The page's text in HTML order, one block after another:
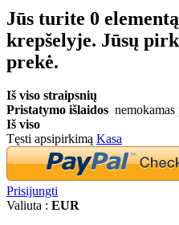
Jūs turite 0
krepšelyje. Jūsų
prekė.
Iš viso straipsnių
Pristatymo išlaidos nemokamas
Iš viso
Tęsti apsipirkimą Kasa
Prisijungti
Valiuta : EUR